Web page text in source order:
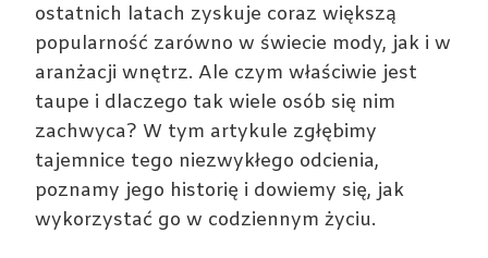
ostatnich latach zyskuje coraz większą
popularność zarówno w świecie mody, jak i w
aranżacji wnętrz. Ale czym właściwie jest
taupe i dlaczego tak wiele osób się nim
zachwyca? W tym artykule zgłębimy
tajemnice tego niezwykłego odcienia,
poznamy jego historię i dowiemy się, jak
wykorzystać go w codziennym życiu.